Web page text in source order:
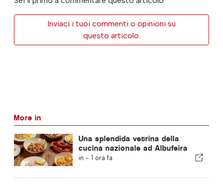
Inviaci i tuoi commenti o opinioni su
questo articolo.
More in
Una splendida vetrina della
cucina nazionale ad Albufeira
in - 1 ora fa